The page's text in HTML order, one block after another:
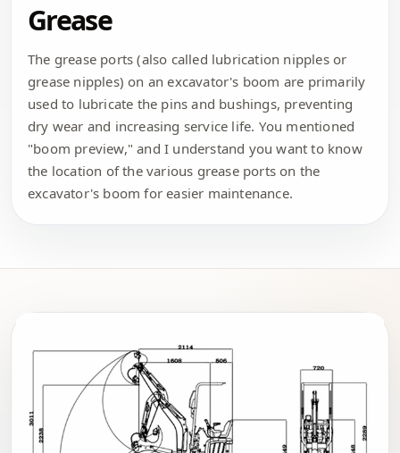
Grease
The grease ports (also called lubrication nipples or
grease nipples) on an excavator's boom are primarily
used to lubricate the pins and bushings, preventing
dry wear and increasing service life. You mentioned
"boom preview," and I understand you want to know
the location of the various grease ports on the
excavator's boom for easier maintenance.